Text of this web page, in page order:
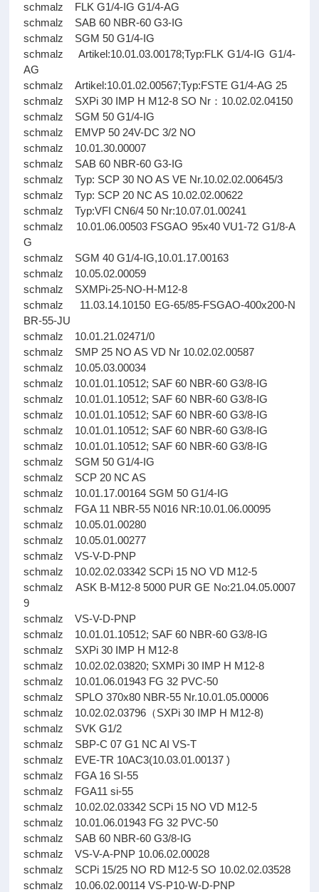
schmalz FLK G1/4-IG G1/4-AG
schmalz SAB 60 NBR-60 G3-IG
schmalz SGM 50 G1/4-IG
schmalz Artikel:10.01.03.00178;Typ:FLK G1/4-IG G1/4-
AG
schmalz Artikel:10.01.02.00567;Typ:FSTE G1/4-AG 25
schmalz SXPi 30 IMP H M12-8 SO Nr：10.02.02.04150
schmalz SGM 50 G1/4-IG
schmalz EMVP 50 24V-DC 3/2 NO
schmalz 10.01.30.00007
schmalz SAB 60 NBR-60 G3-IG
schmalz Typ: SCP 30 NO AS VE Nr.10.02.02.00645/3
schmalz Typ: SCP 20 NC AS 10.02.02.00622
schmalz Typ:VFI CN6/4 50 Nr:10.07.01.00241
schmalz 10.01.06.00503 FSGAO 95x40 VU1-72 G1/8-A
G
schmalz SGM 40 G1/4-IG,10.01.17.00163
schmalz 10.05.02.00059
schmalz SXMPi-25-NO-H-M12-8
schmalz 11.03.14.10150 EG-65/85-FSGAO-400x200-N
BR-55-JU
schmalz 10.01.21.02471/0
schmalz SMP 25 NO AS VD Nr 10.02.02.00587
schmalz 10.05.03.00034
schmalz 10.01.01.10512; SAF 60 NBR-60 G3/8-IG
schmalz 10.01.01.10512; SAF 60 NBR-60 G3/8-IG
schmalz 10.01.01.10512; SAF 60 NBR-60 G3/8-IG
schmalz 10.01.01.10512; SAF 60 NBR-60 G3/8-IG
schmalz 10.01.01.10512; SAF 60 NBR-60 G3/8-IG
schmalz SGM 50 G1/4-IG
schmalz SCP 20 NC AS
schmalz 10.01.17.00164 SGM 50 G1/4-IG
schmalz FGA 11 NBR-55 N016 NR:10.01.06.00095
schmalz 10.05.01.00280
schmalz 10.05.01.00277
schmalz VS-V-D-PNP
schmalz 10.02.02.03342 SCPi 15 NO VD M12-5
schmalz ASK B-M12-8 5000 PUR GE No:21.04.05.0007
9
schmalz VS-V-D-PNP
schmalz 10.01.01.10512; SAF 60 NBR-60 G3/8-IG
schmalz SXPi 30 IMP H M12-8
schmalz 10.02.02.03820; SXMPi 30 IMP H M12-8
schmalz 10.01.06.01943 FG 32 PVC-50
schmalz SPLO 370x80 NBR-55 Nr.10.01.05.00006
schmalz 10.02.02.03796（SXPi 30 IMP H M12-8)
schmalz SVK G1/2
schmalz SBP-C 07 G1 NC AI VS-T
schmalz EVE-TR 10AC3(10.03.01.00137 )
schmalz FGA 16 SI-55
schmalz FGA11 si-55
schmalz 10.02.02.03342 SCPi 15 NO VD M12-5
schmalz 10.01.06.01943 FG 32 PVC-50
schmalz SAB 60 NBR-60 G3/8-IG
schmalz VS-V-A-PNP 10.06.02.00028
schmalz SCPi 15/25 NO RD M12-5 SO 10.02.02.03528
schmalz 10.06.02.00114 VS-P10-W-D-PNP